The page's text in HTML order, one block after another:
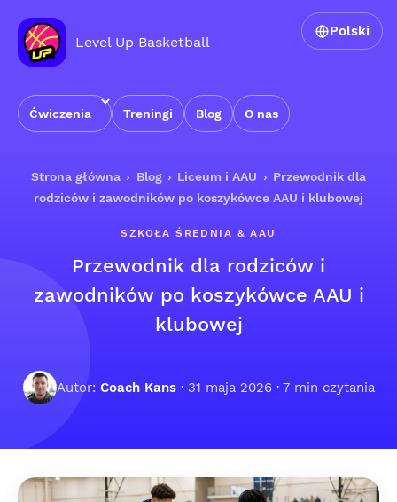
Level Up Basketball
Ćwiczenia Treningi Blog O nas
Polski
Strona główna › Blog › Liceum i AAU › Przewodnik dla
rodziców i zawodników po koszykówce AAU i klubowej
SZKOŁA ŚREDNIA & AAU
Przewodnik dla rodziców i
zawodników po koszykówce AAU i
klubowej
Autor: Coach Kans· 31 maja 2026· 7 min czytania